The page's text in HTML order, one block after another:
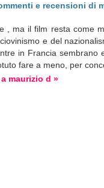
e recensioni di
, ma il film resta come
e del
in Francia
fare a meno, per
maurizio d »